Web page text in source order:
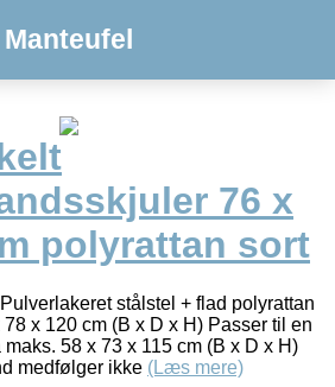
Manteufel
76 x
polyrattan sort
stålstel + flad polyrattan
x 120 cm (B x D x H) Passer til en
58 x 73 x 115 cm (B x D x H)
medfølger ikke (Læs mere)